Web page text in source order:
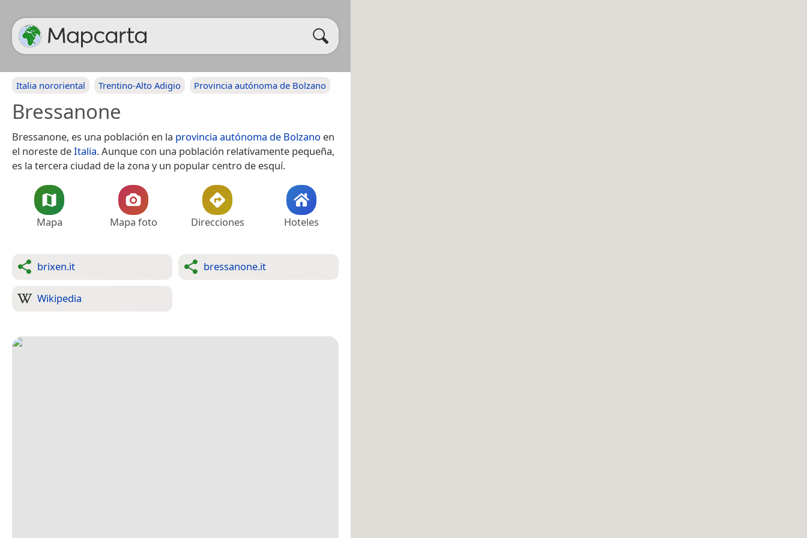
Italia nororiental Trentino-Alto Adigio Provincia autónoma de Bolzano
Bressanone
Bressanone, es una población en la provincia autónoma de Bolzano en
el noreste deItalia. Aunque con una población relativamente pequeña,
es la tercera ciudad de la zona y un popular centro de esquí.
Mapa Mapa foto Direcciones Hoteles
brixen.it bressanone.it
Wikipedia